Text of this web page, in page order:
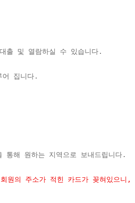
출 및 열람하실 수 있습니다.
어 집니다.
통해 원하는 지역으로 보내드립니다.
원의 주소가 적힌 카드가 꽂혀있으니,